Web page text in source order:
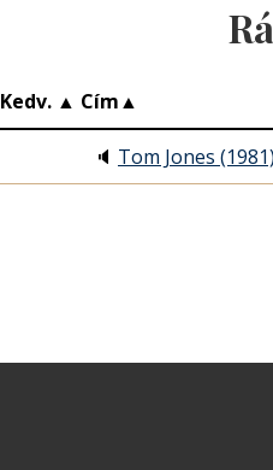
Kedv. ▲ Cím▲
🔈 Tom Jones (1981)